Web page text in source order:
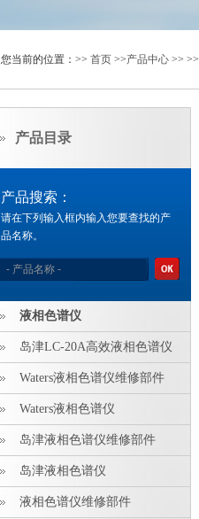
您当前的位置：>> 首页 >>产品中心 >> >>
产品目录
产品搜索：
请在下列输入框内输入您要查找的产
品名称。
液相色谱仪
岛津LC-20A高效液相色谱仪
Waters液相色谱仪维修部件
Waters液相色谱仪
岛津液相色谱仪维修部件
岛津液相色谱仪
液相色谱仪维修部件